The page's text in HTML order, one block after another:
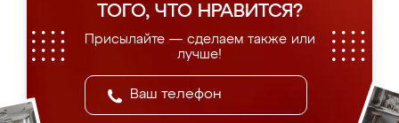
ТОГО, ЧТО НРАВИТСЯ?
Присылайте — сделаем также или
лучше!